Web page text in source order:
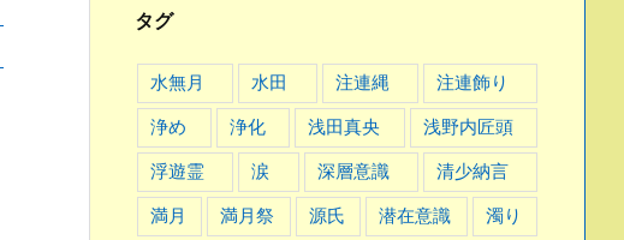
タグ
水無月 水田 注連縄 注連飾り
浄め 浄化 浅田真央 浅野内匠頭
浮遊霊 涙 深層意識 清少納言
満月 満月祭 源氏 潜在意識 濁り